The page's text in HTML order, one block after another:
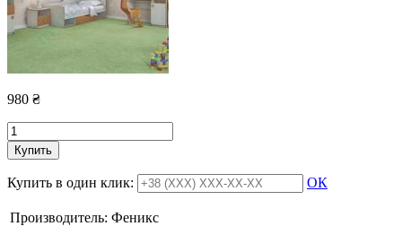
980 ₴
Купить
Купить в один клик: ОК
Производитель: Феникс